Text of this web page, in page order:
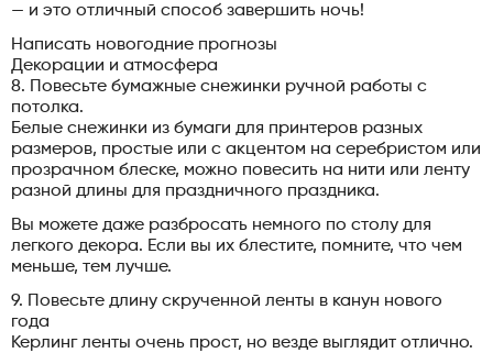
— и это отличный способ завершить ночь!
Написать новогодние прогнозы
Декорации и атмосфера
8. Повесьте бумажные снежинки ручной работы с
потолка.
Белые снежинки из бумаги для принтеров разных
размеров, простые или с акцентом на серебристом или
прозрачном блеске, можно повесить на нити или ленту
разной длины для праздничного праздника.
Вы можете даже разбросать немного по столу для
легкого декора. Если вы их блестите, помните, что чем
меньше, тем лучше.
9. Повесьте длину скрученной ленты в канун нового
года
Керлинг ленты очень прост, но везде выглядит отлично.